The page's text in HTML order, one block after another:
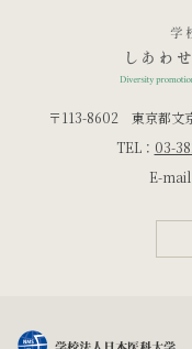
〒113-8602 東京都文
TEL： 03-
E-mail